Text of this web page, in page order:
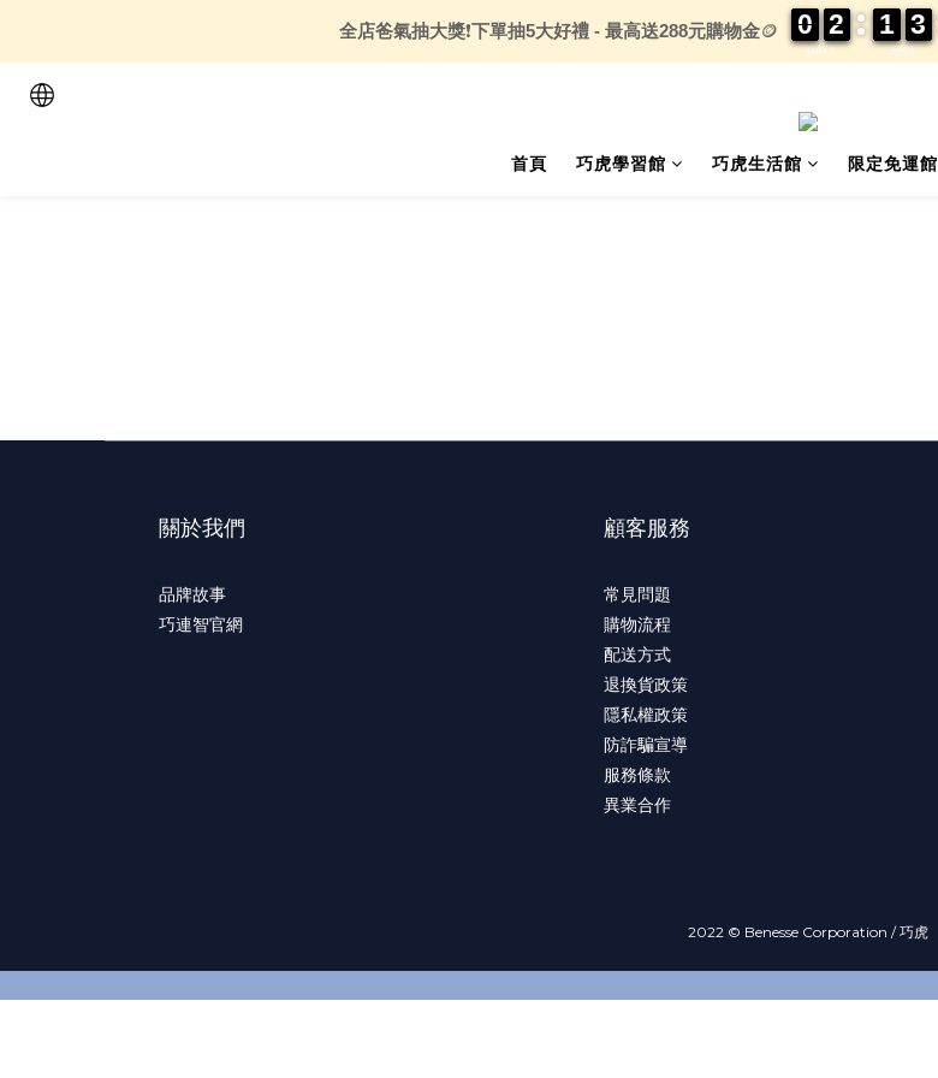
首頁 巧虎學習館 巧虎生活館 限定免運館
關於我們
品牌故事
巧連智官網
顧客服務
常見問題
購物流程
配送方式
退換貨政策
隱私權政策
防詐騙宣導
服務條款
異業合作
2022 © Benesse Corporation / 巧虎
全店爸氣抽大獎❗下單抽5大好禮 - 最高送288元購物金🪙
DAYS
0
0
0
0 2
2
2
2
HRS
1
1
1
1 3
3
3
3